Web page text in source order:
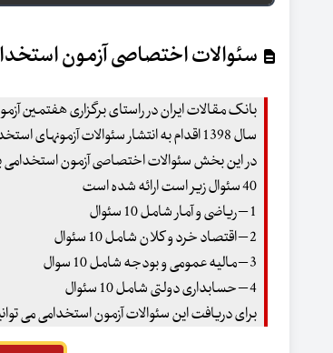
سئوالات اختصاصی آزمون
بانک مقالات ایران در راستای برگزاری هفتمین
سال 1398 اقدام به انتشار سئوالات آزمونهای استخدامی در دوره های قبل نموده است .
در این بخش سئوالات اختصاصی آزمون استخدامی
40 سئوال زیر است ارائه شده است
1 – ریاضی و آمار شامل 10 سئوال
2 – اقتصاد خرد و کلان شامل 10 سئوال
3 – مالیه عمومی و بودجه شامل 10 سوال
4 – حسابداری دولتی شامل 10 سئوال
برای دریافت این سئوالات آزمون استخدامی می